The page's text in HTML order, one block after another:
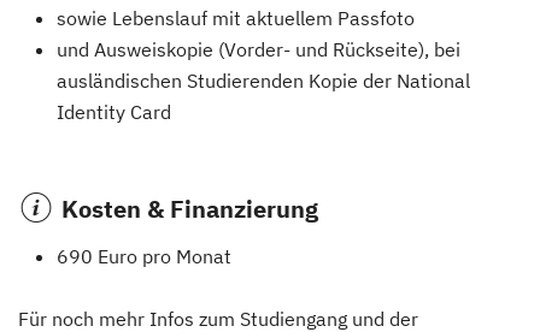
sowie Lebenslauf mit aktuellem Passfoto
und Ausweiskopie (Vorder- und Rückseite), bei
ausländischen Studierenden Kopie der National
Identity Card
Kosten & Finanzierung
690 Euro pro Monat
Für noch mehr Infos zum Studiengang und der